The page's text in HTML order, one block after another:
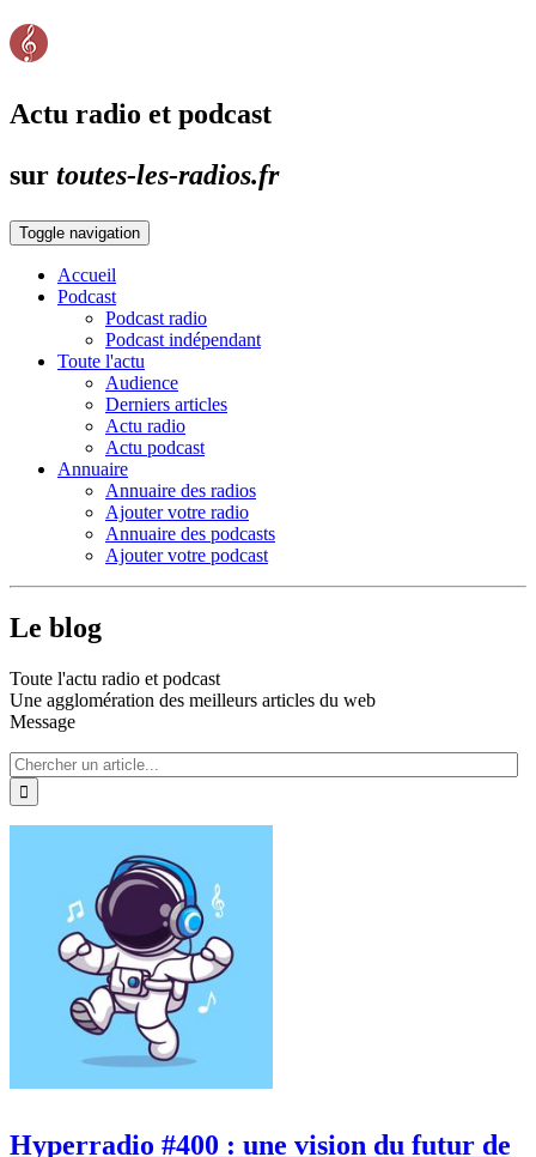
Actu radio et podcast
sur toutes-les-radios.fr
Toggle navigation
Accueil
Podcast
Podcast radio
Podcast indépendant
Toute l'actu
Audience
Derniers articles
Actu radio
Actu podcast
Annuaire
Annuaire des radios
Ajouter votre radio
Annuaire des podcasts
Ajouter votre podcast
Le blog
Toute l'actu radio et podcast
Une agglomération des meilleurs articles du web
Message
Hyperradio #400 : une vision du futur de